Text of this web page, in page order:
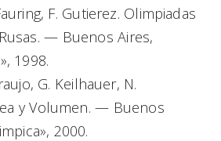
F. Gutierez. Olimpiadas
— Buenos Aires,
1998.
G. Keilhauer, N.
y Volumen. — Buenos
2000.